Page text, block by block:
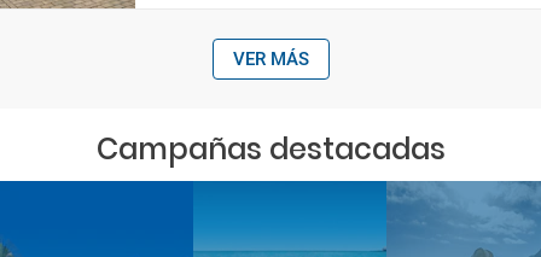
VER MÁS
Campañas destacadas